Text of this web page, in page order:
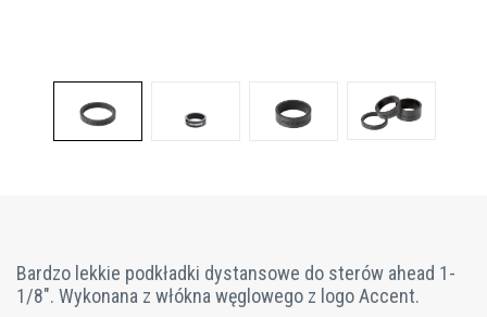
Bardzo lekkie podkładki dystansowe do sterów ahead 1-
1/8". Wykonana z włókna węglowego z logo Accent.